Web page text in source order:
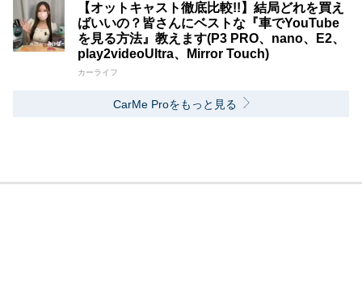
【オットキャスト徹底比較!!】結局どれを買え
ばいいの？皆さんにベストな『車でYouTube
を見る方法』教えます(P3 PRO、nano、E2、
play2videoUltra、Mirror Touch)
カーライフ
CarMe Proをもっと見る